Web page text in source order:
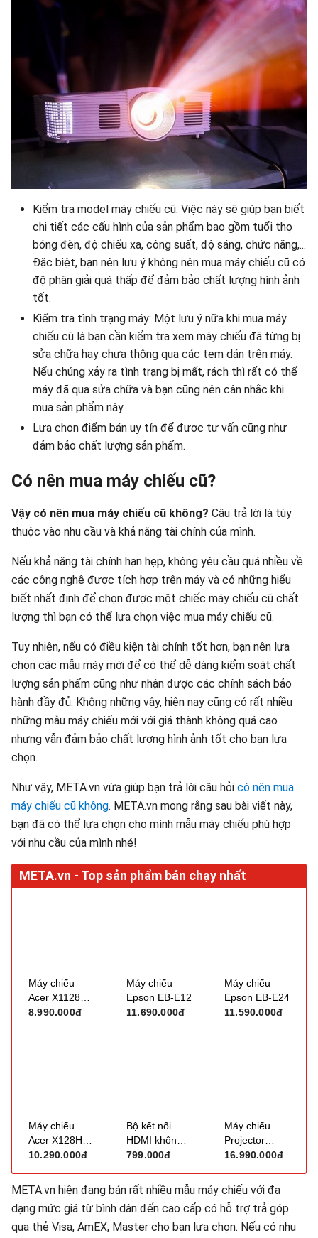
Kiểm tra model máy chiếu cũ: Việc này sẽ giúp bạn biết
chi tiết các cấu hình của sản phẩm bao gồm tuổi thọ
bóng đèn, độ chiếu xa, công suất, độ sáng, chức năng,...
Đặc biệt, bạn nên lưu ý không nên mua máy chiếu cũ có
độ phân giải quá thấp để đảm bảo chất lượng hình ảnh
tốt.
Kiểm tra tình trạng máy: Một lưu ý nữa khi mua máy
chiếu cũ là bạn cần kiểm tra xem máy chiếu đã từng bị
sửa chữa hay chưa thông qua các tem dán trên máy.
Nếu chúng xảy ra tình trạng bị mất, rách thì rất có thể
máy đã qua sửa chữa và bạn cũng nên cân nhắc khi
mua sản phẩm này.
Lựa chọn điểm bán uy tín để được tư vấn cũng như
đảm bảo chất lượng sản phẩm.
Có nên mua máy chiếu cũ?
Vậy có nên mua máy chiếu cũ không? Câu trả lời là tùy
thuộc vào nhu cầu và khả năng tài chính của mình.
Nếu khả năng tài chính hạn hẹp, không yêu cầu quá nhiều về
các công nghệ được tích hợp trên máy và có những hiểu
biết nhất định để chọn được một chiếc máy chiếu cũ chất
lượng thì bạn có thể lựa chọn việc mua máy chiếu cũ.
Tuy nhiên, nếu có điều kiện tài chính tốt hơn, bạn nên lựa
chọn các mẫu máy mới để có thể dễ dàng kiểm soát chất
lượng sản phẩm cũng như nhận được các chính sách bảo
hành đầy đủ. Không những vậy, hiện nay cũng có rất nhiều
những mẫu máy chiếu mới với giá thành không quá cao
nhưng vẫn đảm bảo chất lượng hình ảnh tốt cho bạn lựa
chọn.
Như vậy, META.vn vừa giúp bạn trả lời câu hỏi có nên mua
máy chiếu cũ không. META.vn mong rằng sau bài viết này,
bạn đã có thể lựa chọn cho mình mẫu máy chiếu phù hợp
với nhu cầu của mình nhé!
Máy chiếu
Acer X1128H
(DLP / 4.800
8.990.000đ
Máy chiếu
Epson EB-E12
11.690.000đ
Máy chiếu
Epson EB-E24
11.590.000đ
Máy chiếu
Acer X128HP
(4000 ANSI
10.290.000đ
Bộ kết nối
HDMI không
dây Jasoz T-
799.000đ
Máy chiếu
Projector
Epson EB-972
2042 và 970)
16.990.000đ
META.vn hiện đang bán rất nhiều mẫu máy chiếu với đa
dạng mức giá từ bình dân đến cao cấp có hỗ trợ trả góp
qua thẻ Visa, AmEX, Master cho bạn lựa chọn. Nếu có nhu